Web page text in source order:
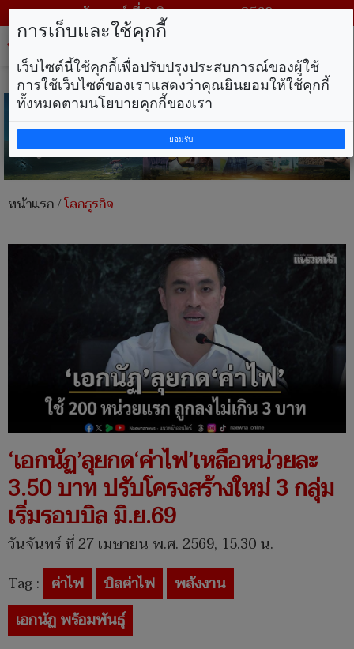
วันเสาร์ ที่ 8 สิงหาคม พ.ศ. 2569
หน้าแรก/โลกธุรกิจ
‘เอกนัฏ’ลุยกด‘ค่าไฟ’เหลือหน่วยละ
3.50 บาท ปรับโครงสร้างใหม่ 3 กลุ่ม
เริ่มรอบบิล มิ.ย.69
วันจันทร์ ที่ 27 เมษายน พ.ศ. 2569, 15.30 น.
Tag : ค่าไฟ บิลค่าไฟ
พลังงาน
เอกนัฏ พร้อมพันธุ์
การเก็บและใช้คุกกี้
เว็บไซต์นี้ใช้คุกกี้เพื่อปรับปรุงประสบการณ์ของผู้ใช้
การใช้เว็บไซต์ของเราแสดงว่าคุณยินยอมให้ใช้คุกกี้
ทั้งหมดตามนโยบายคุกกี้ของเรา
ยอมรับ